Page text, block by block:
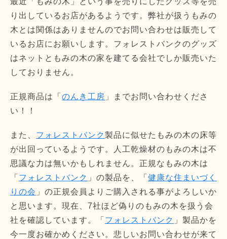
り出しているお店があるようです。弊社が扱うもみの
木とは関係はありませんのでお問い合わせは販売して
いるお店にお願いします。フォレストバンクのグッズ
はネットともみの木の家を建てる会社でしか販売いた
しておりません。
正規商品は「 のんき工房 」までお問い合わせくださ
い！！
また、 フォレストバンク製品に似せたもみの木の床等
が出回っているようです。人工乾燥材のもみの木は不
思議な力は無いかもしれません。正規なもみの木は
「 フォレストバンク 」の製品を、「 健康な住まいづく
りの会 」の正規会員よりご購入される事がよろしいか
と思います。現在、7社ほど偽りのもみの木を扱う会
社を確認しています。「 フォレストバンク 」製品かを
今一度お確かめください。悲しいお問い合わせが来て